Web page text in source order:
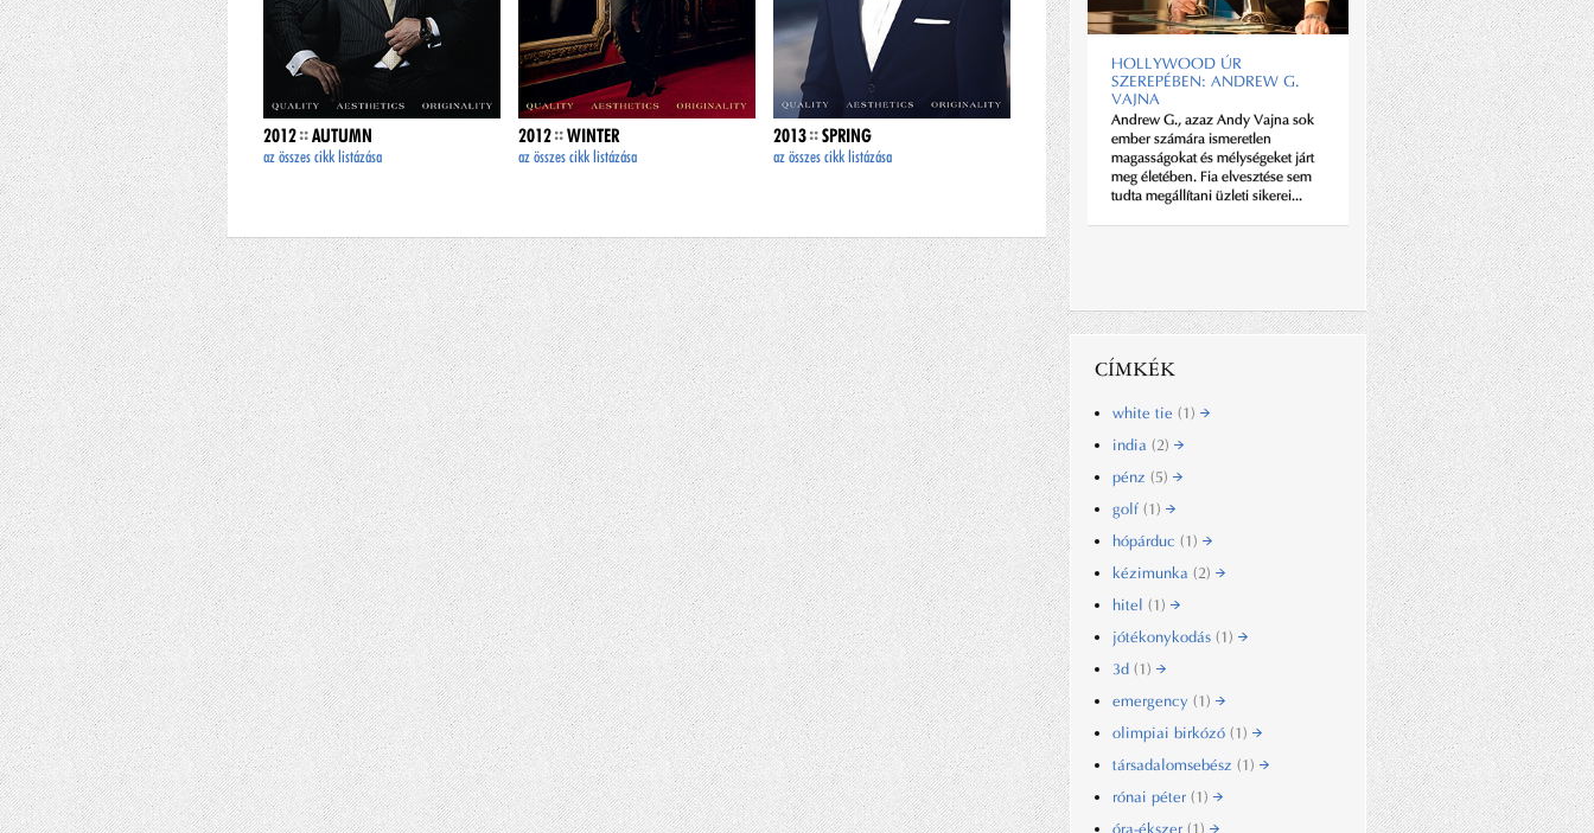
2012::AUTUMN
az összes cikk listázása
2012::WINTER
az összes cikk listázása
2013::SPRING
az összes cikk listázása
HOLLYWOOD ÚR
SZEREPÉBEN: ANDREW G.
VAJNA
Andrew G., azaz Andy Vajna sok
ember számára ismeretlen
magasságokat és mélységeket járt
meg életében. Fia elvesztése sem
tudta megállítani üzleti sikerei...
80 ÉVE A FÖLD KÖRÜL
Jules Verne hőse 80 nap alatt
kerülte meg a Földet, a 80 éve
alapított Air France pedig naponta
többször is – cikkünkben, szíves
engedelmünkkel, most inkább ez
utóbbiról emlékezünk meg,
felidézve...
CÍMKÉK
white tie (1)
india (2)
pénz (5)
golf (1)
hópárduc (1)
kézimunka (2)
hitel (1)
jótékonykodás (1)
3d (1)
emergency (1)
olimpiai birkózó (1)
társadalomsebész (1)
rónai péter (1)
óra-ékszer (1)